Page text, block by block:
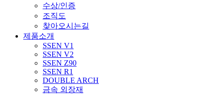
수상/인증
조직도
찾아오시는길
제품소개
SSEN V1
SSEN V2
SSEN Z90
SSEN R1
DOUBLE ARCH
금속 외장재